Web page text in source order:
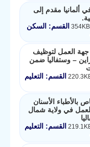
مقدم إلى
القسم: السكن
جهة العمل لتوظيف
– وستفاليا ضمن
القسم: التعليم
بالأطباء الأسنان
في ولاية شمال
القسم: التعليم